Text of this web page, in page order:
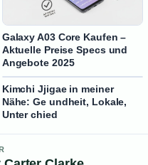
Galaxy A03 Core Kaufen –
Aktuelle Preise Specs und
Angebote 2025
Kimchi Jjigae in meiner
Nähe: Ge undheit, Lokale,
Unter chied